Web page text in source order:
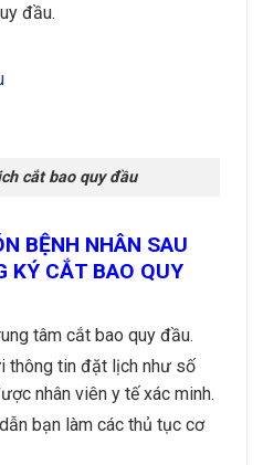
đầu.
cắt bao quy đầu
BỆNH NHÂN SAU
KÝ CẮT BAO QUY
tâm cắt bao quy đầu.
thông tin đặt lịch như số
nhân viên y tế xác minh.
bạn làm các thủ tục cơ